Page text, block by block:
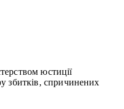
юстиції
збитків, спричинених